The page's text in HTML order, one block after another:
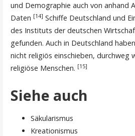
und Demographie auch von anhand
Daten [14] Schiffe Deutschland und
des Instituts der deutschen
gefunden. Auch in Deutschland
nicht religiös einschieben, durchweg
religiöse Menschen. [15]
Siehe auch
Säkularismus
Kreationismus